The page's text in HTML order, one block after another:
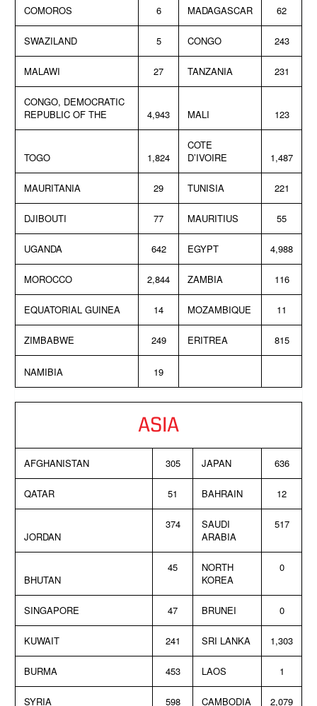
COMOROS 6 MADAGASCAR 62
SWAZILAND 5 CONGO 243
MALAWI 27 TANZANIA 231
CONGO, DEMOCRATIC
REPUBLIC OF THE
4,943 MALI 123
TOGO 1,824
COTE
D’IVOIRE
1,487
MAURITANIA 29 TUNISIA 221
DJIBOUTI 77 MAURITIUS 55
UGANDA 642 EGYPT 4,988
MOROCCO 2,844 ZAMBIA 116
EQUATORIAL GUINEA 14 MOZAMBIQUE 11
ZIMBABWE 249 ERITREA 815
NAMIBIA 19
ASIA
AFGHANISTAN 305 JAPAN 636
QATAR 51 BAHRAIN 12
JORDAN
374
SAUDI
ARABIA
517
BHUTAN
45
NORTH
KOREA
0
SINGAPORE 47 BRUNEI 0
KUWAIT 241 SRI LANKA 1,303
BURMA 453 LAOS 1
SYRIA 598 CAMBODIA 2,079